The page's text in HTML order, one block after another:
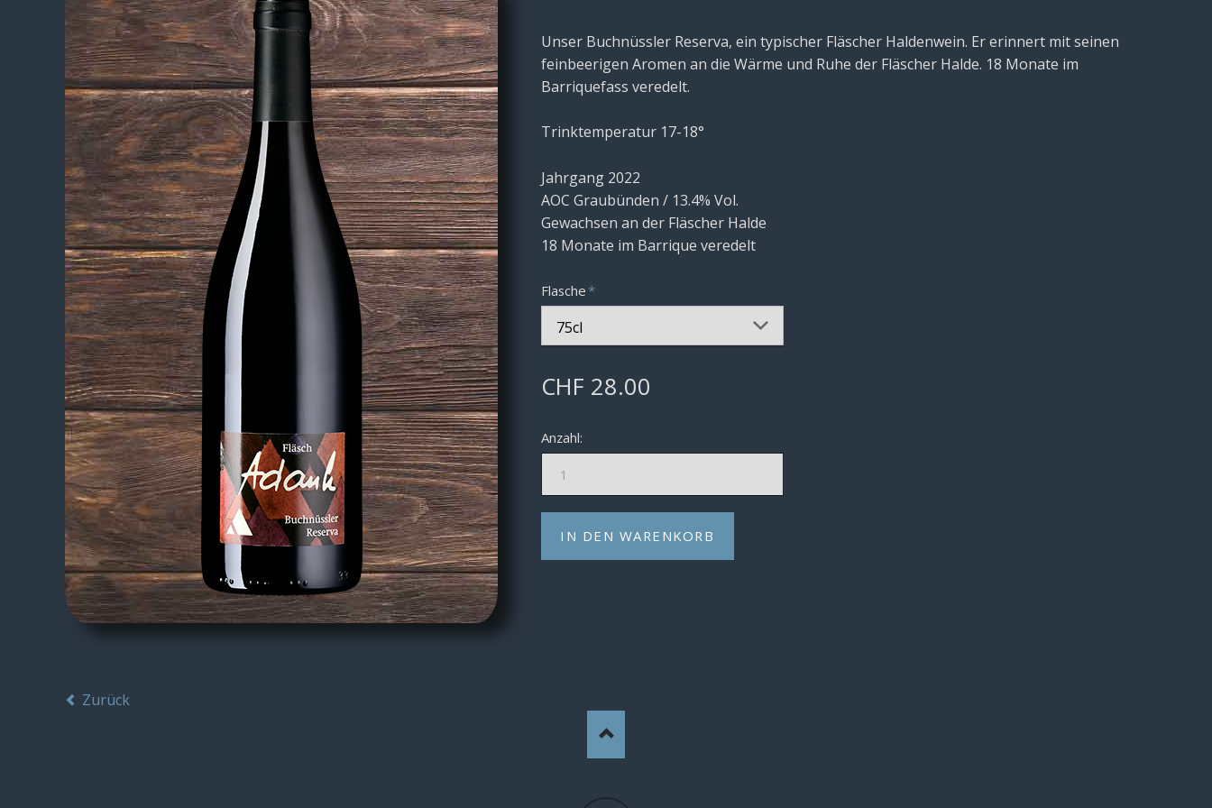
Unser Buchnüssler Reserva, ein typischer Fläscher Haldenwein. Er erinnert mit seinen
feinbeerigen Aromen an die Wärme und Ruhe der Fläscher Halde. 18 Monate im
Barriquefass veredelt.
Trinktemperatur 17-18°
Jahrgang 2022
AOC Graubünden / 13.4% Vol.
Gewachsen an der Fläscher Halde
18 Monate im Barrique veredelt
Pflichtfeld
Flasche *
CHF 28.00
Anzahl:
Zurück